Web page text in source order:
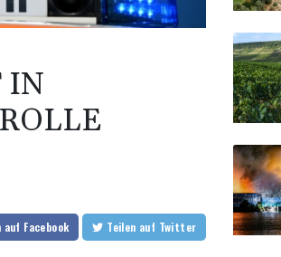
S
G
auf Facebook Teilen auf Twitter